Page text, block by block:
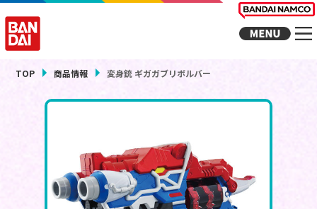
TOP 商品情報 変身銃 ギガガブリボルバー